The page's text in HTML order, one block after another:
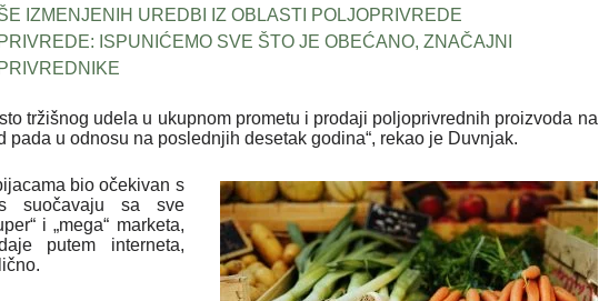
IZMENJENIH UREDBI IZ OBLASTI POLJOPRIVREDE
ISPUNIĆEMO SVE ŠTO JE OBEĆANO, ZNAČAJNI
tržišnog udela u ukupnom prometu i prodaji poljoprivrednih proizvoda na
pada u odnosu na poslednjih desetak godina“, rekao je Duvnjak.
bio očekivan s
suočavaju sa sve
i „mega“ marketa,
putem interneta,